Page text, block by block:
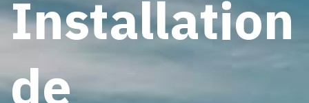
Installation
de